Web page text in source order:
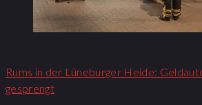
Rums in der Lüneburger Heide:
gesprengt